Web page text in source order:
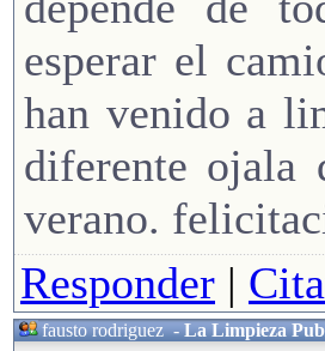
esperar el
han venido a
diferente ojala
verano.
Responder |
fausto rodriguez-La Limpieza